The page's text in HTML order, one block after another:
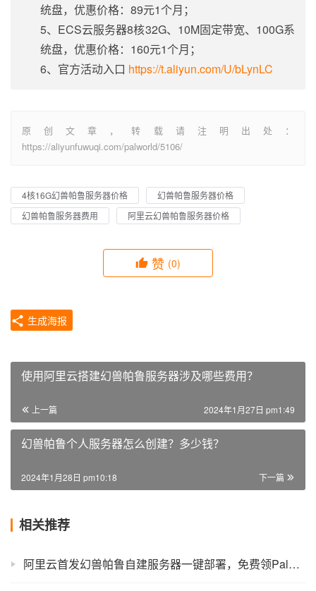
统盘，优惠价格：89元1个月；
5、ECS云服务器8核32G、10M固定带宽、100G系
统盘，优惠价格：160元1个月；
6、官方活动入口 https://t.aliyun.com/U/bLynLC
原创文章，转载请注明出处：
https://aliyunfuwuqi.com/palworld/5106/
4核16G幻兽帕鲁服务器价格
幻兽帕鲁服务器价格
幻兽帕鲁服务器费用
阿里云幻兽帕鲁服务器价格
赞 (0)
生成海报
使用阿里云搭建幻兽帕鲁服务器涉及哪些费用？
上一篇 2024年1月27日 pm1:49
幻兽帕鲁个人服务器怎么创建？多少钱？
下一篇
2024年1月28日 pm10:18
相关推荐
阿里云首发幻兽帕鲁自建服务器一键部署，免费领Palworld主机